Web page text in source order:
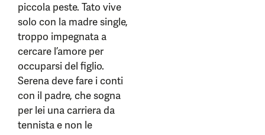
piccola peste. Tato vive
solo con la madre single,
troppo impegnata a
cercare l’amore per
occuparsi del figlio.
Serena deve fare i conti
con il padre, che sogna
per lei una carriera da
tennista e non le